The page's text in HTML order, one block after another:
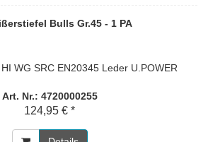
Bulls Gr.45 - 1 PA
WG SRC EN20345 Leder U.POWER
Art. Nr.: 4720000255
124,95 € *